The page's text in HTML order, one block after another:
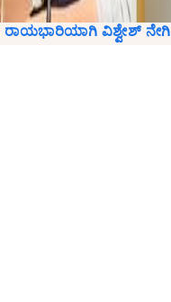
ವಿಶ್ವೇಶ್ ನೇಗಿ